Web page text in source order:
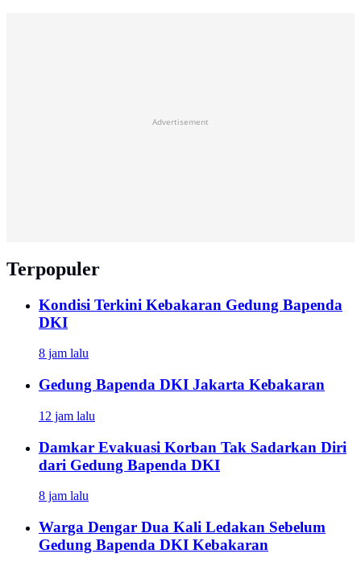
Advertisement
Terpopuler
Kondisi Terkini Kebakaran Gedung Bapenda
DKI
8 jam lalu
Gedung Bapenda DKI Jakarta Kebakaran
12 jam lalu
Damkar Evakuasi Korban Tak Sadarkan Diri
dari Gedung Bapenda DKI
8 jam lalu
Warga Dengar Dua Kali Ledakan Sebelum
Gedung Bapenda DKI Kebakaran